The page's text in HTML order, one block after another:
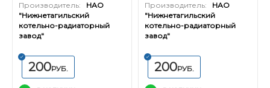
Производитель:
НАО
"Нижнетагильский
котельно-радиаторный
завод"
200РУБ.
Производитель:
НАО
"Нижнетагильский
котельно-радиаторный
завод"
200РУБ.